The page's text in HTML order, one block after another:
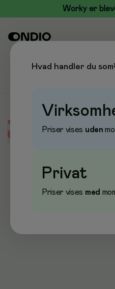
Worky er
Error loading data
Hvad handler du
Priser vises uden
Privat
Priser vises med